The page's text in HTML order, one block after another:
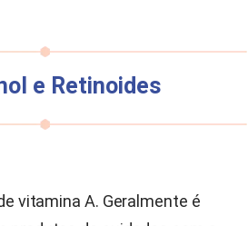
e Retinoides
vitamina A. Geralmente é